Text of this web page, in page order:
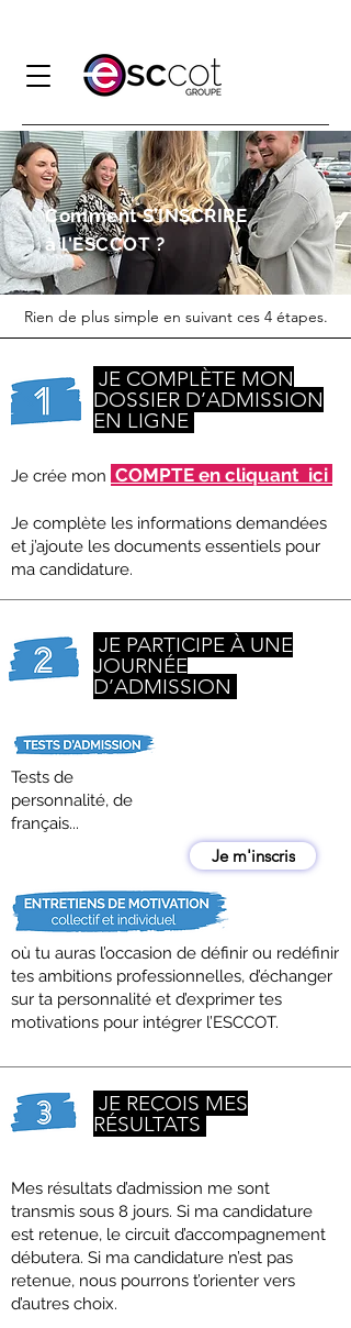
Comment S’INSCRIRE
à l'ESCCOT ?
Rien de plus simple en suivant ces 4 étapes.
JE COMPLÈTE MON
DOSSIER D’ADMISSION
EN LIGNE
Je crée mon COMPTE en cliquant ici
Je complète les informations demandées
et j’ajoute les documents essentiels pour
ma candidature.
JE PARTICIPE À UNE
JOURNÉE
D’ADMISSION
Tests de
personnalité, de
français...
Je m'inscris
où tu auras l’occasion de définir ou redéfinir
tes ambitions professionnelles, d’échanger
sur ta personnalité et d’exprimer tes
motivations pour intégrer l’ESCCOT.
JE REÇOIS MES
RÉSULTATS
Mes résultats d’admission me sont
transmis sous 8 jours. Si ma candidature
est retenue, le circuit d’accompagnement
débutera. Si ma candidature n’est pas
retenue, nous pourrons t’orienter vers
d’autres choix.